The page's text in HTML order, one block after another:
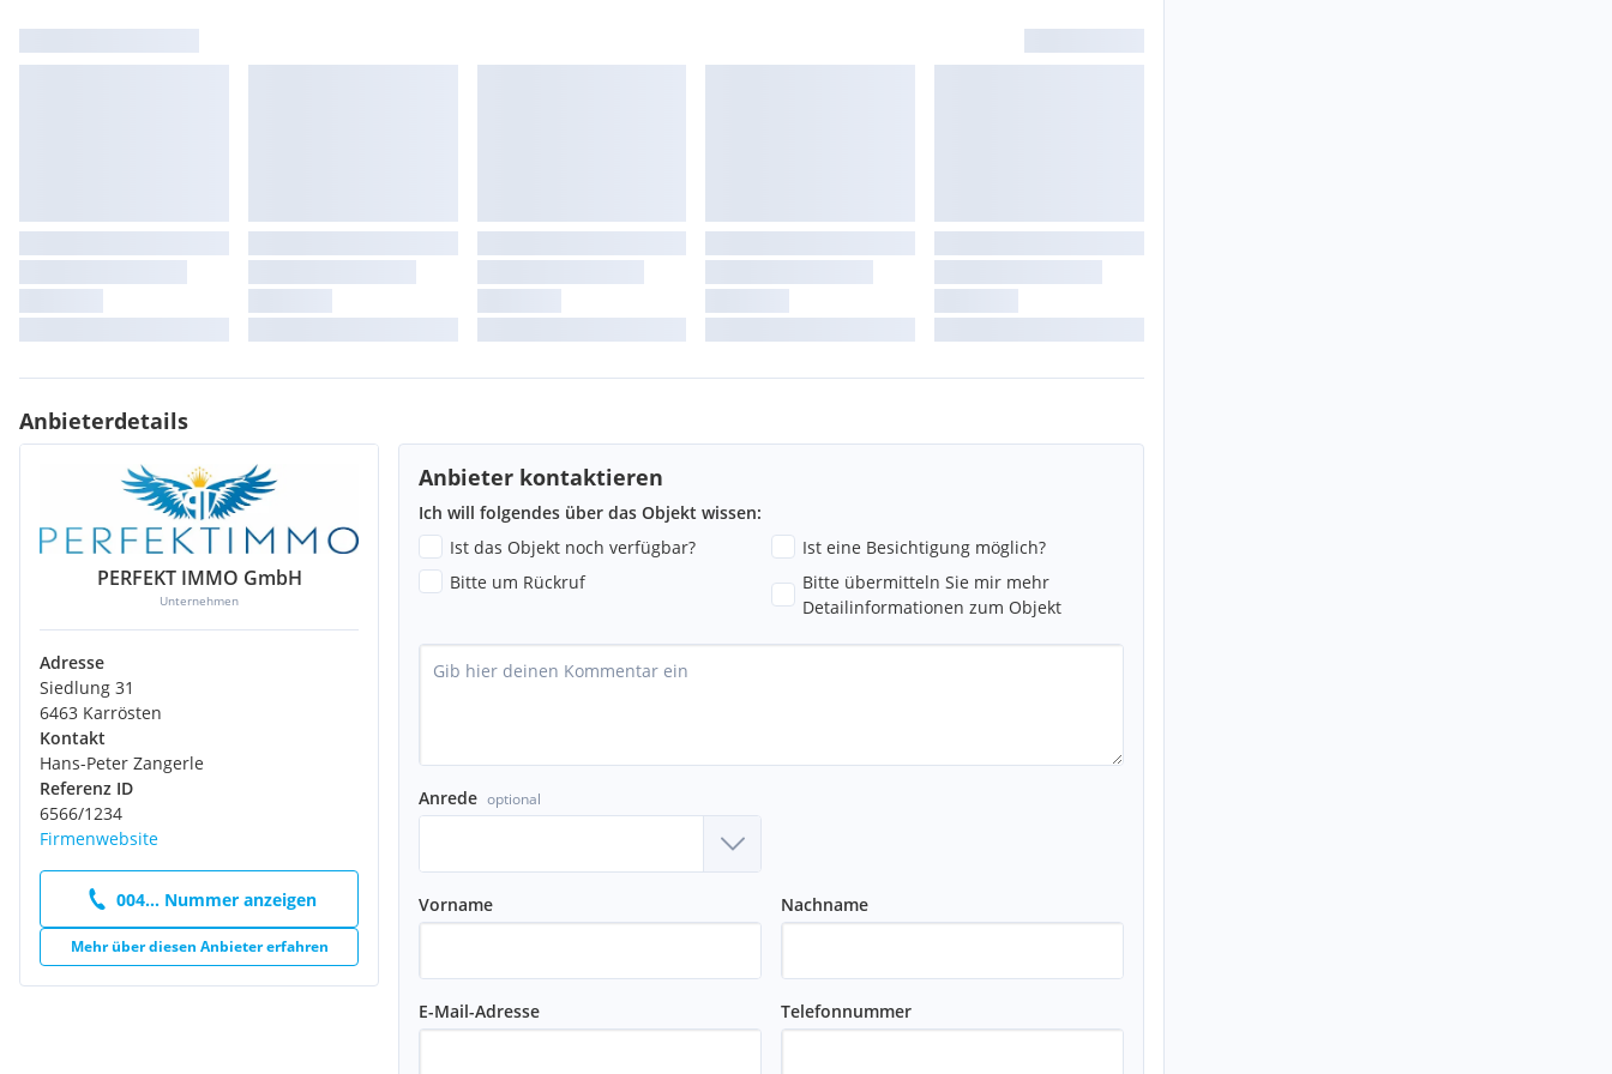
Post <300m
Bahnhof <500m
Grundstücksfläche ca. 1954 m²
Bebauung Hotel
Baujahr 1978
Letzte Renovierung 2011, 2015 (Panoramasuits, Zimmer vergrößert)
Zustand Gut
Gesamtnutzfläche ca. 2.556,80 m²
Etagen KG, EG, 1. OG, 2. OG, 3. OG, DG
Personenaufzug 1
Zimmer 35
Betten insgesamt ca. 80
Anbieterdetails
PERFEKT IMMO GmbH
Unternehmen
Adresse
Siedlung 31
6463 Karrösten
Kontakt
Hans-Peter Zangerle
Referenz ID
6566/1234
Firmenwebsite
004... Nummer anzeigen
Mehr über diesen Anbieter erfahren
Anbieter kontaktieren
Ich will folgendes über das Objekt wissen:
Ist das Objekt noch verfügbar?
Ist eine Besichtigung möglich?
Bitte um Rückruf
Bitte übermitteln Sie mir mehr
Detailinformationen zum Objekt
Anrede optional
Vorname Nachname
E-Mail-Adresse Telefonnummer